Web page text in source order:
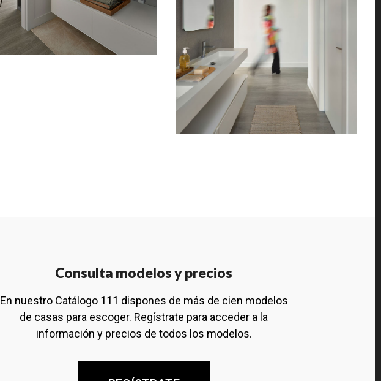
Consulta modelos y precios
En nuestro Catálogo 111 dispones de más de cien modelos
de casas para escoger. Regístrate para acceder a la
información y precios de todos los modelos.